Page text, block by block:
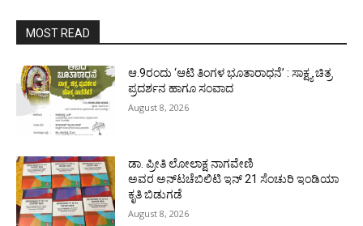
MOST READ
ಆ.9ರಂದು ‘ಆಟಿ ತಿಂಗಳ ಭೂತಾರಾಧನೆ’ : ಸಾಕ್ಷ್ಯ ಚಿತ್ರ
ಪ್ರದರ್ಶನ ಹಾಗೂ ಸಂವಾದ
August 8, 2026
ಡಾ. ಪ್ರೀತಿ ಲೋಲಾಕ್ಷ ನಾಗವೇಣಿ
ಅವರ ಅನ್‌ಟಚೆಬಿಲಿಟಿ ಇನ್ 21 ಸೆಂಚುರಿ ಇಂಡಿಯಾ
ಕೃತಿ ಬಿಡುಗಡೆ
August 8, 2026